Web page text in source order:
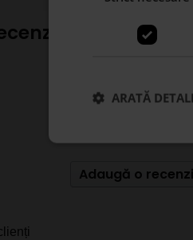
pentru
5,0
Adaugă o
ARATĂ